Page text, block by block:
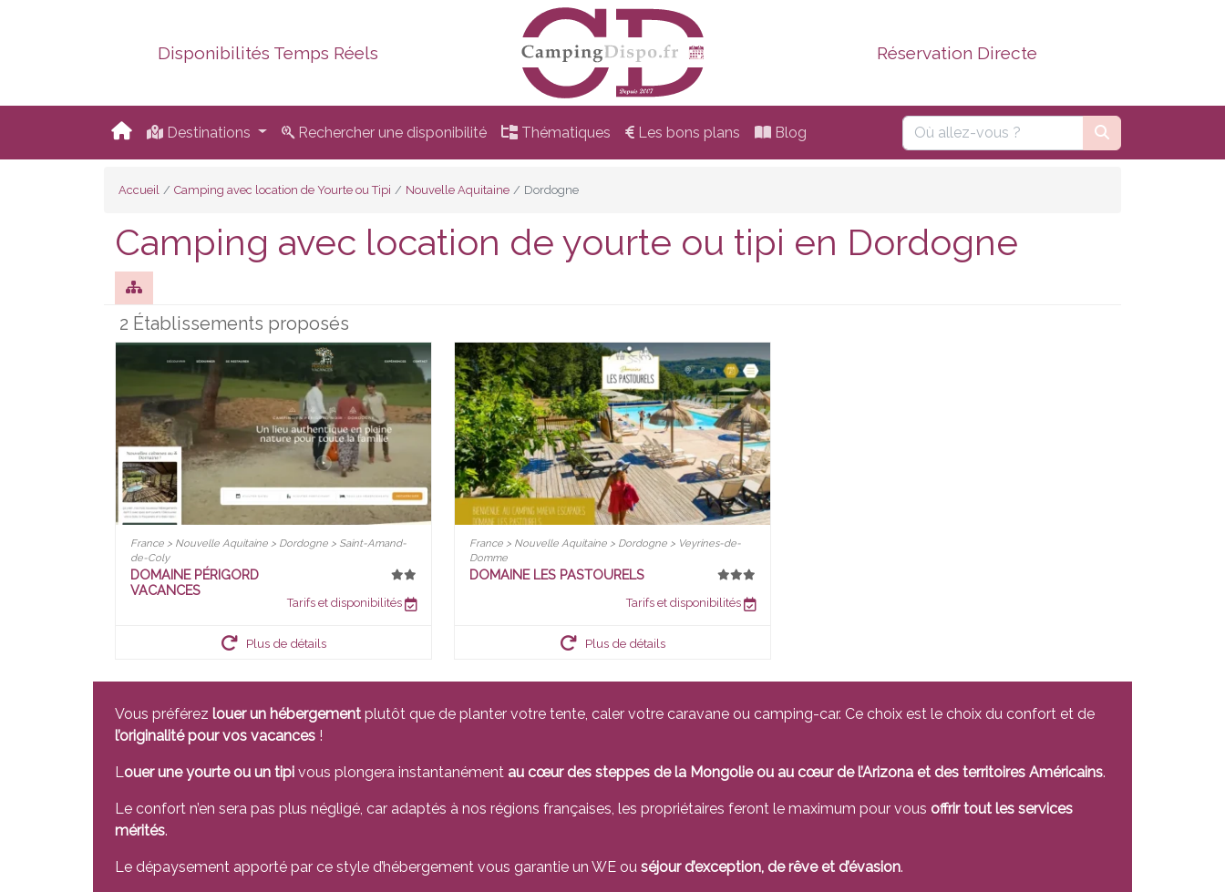
Disponibilités Temps Réels Réservation Directe
Destinations Rechercher une disponibilité Thématiques Les bons plans Blog
Accueil Camping avec location de Yourte ou Tipi Nouvelle Aquitaine Dordogne
Camping avec location de yourte ou tipi en Dordogne
2 Établissements proposés
France > Nouvelle Aquitaine > Dordogne > Saint-Amand-
de-Coly
DOMAINE PÉRIGORD
VACANCES
Tarifs et disponibilités
Plus de détails
France > Nouvelle Aquitaine > Dordogne > Veyrines-de-
Domme
DOMAINE LES PASTOURELS
Tarifs et disponibilités
Plus de détails
Vous préférez louer un hébergement plutôt que de planter votre tente, caler votre caravane ou camping-car. Ce choix est le choix du confort et de
l’originalité pour vos vacances !
Louer une yourte ou un tipi vous plongera instantanément au cœur des steppes de la Mongolie ou au cœur de l’Arizona et des territoires Américains.
Le confort n’en sera pas plus négligé, car adaptés à nos régions françaises, les propriétaires feront le maximum pour vous offrir tout les services
mérités.
Le dépaysement apporté par ce style d’hébergement vous garantie un WE ou séjour d’exception, de rêve et d’évasion.